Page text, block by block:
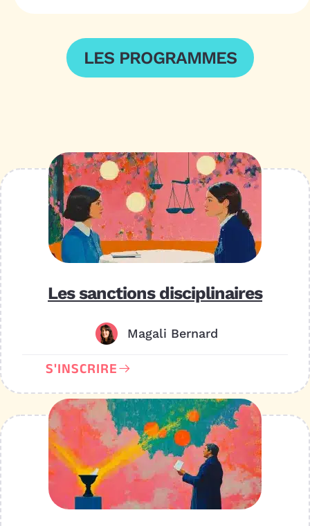
LES PROGRAMMES
Les sanctions disciplinaires
Magali Bernard
S'INSCRIRE